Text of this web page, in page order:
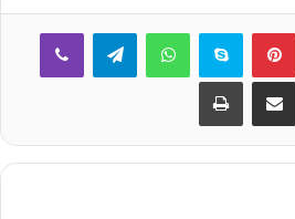
لینکدین ‫پین‌ترست اسکایپ واتس آپ
اشتراک گذاری از طریق ایمیل چاپ